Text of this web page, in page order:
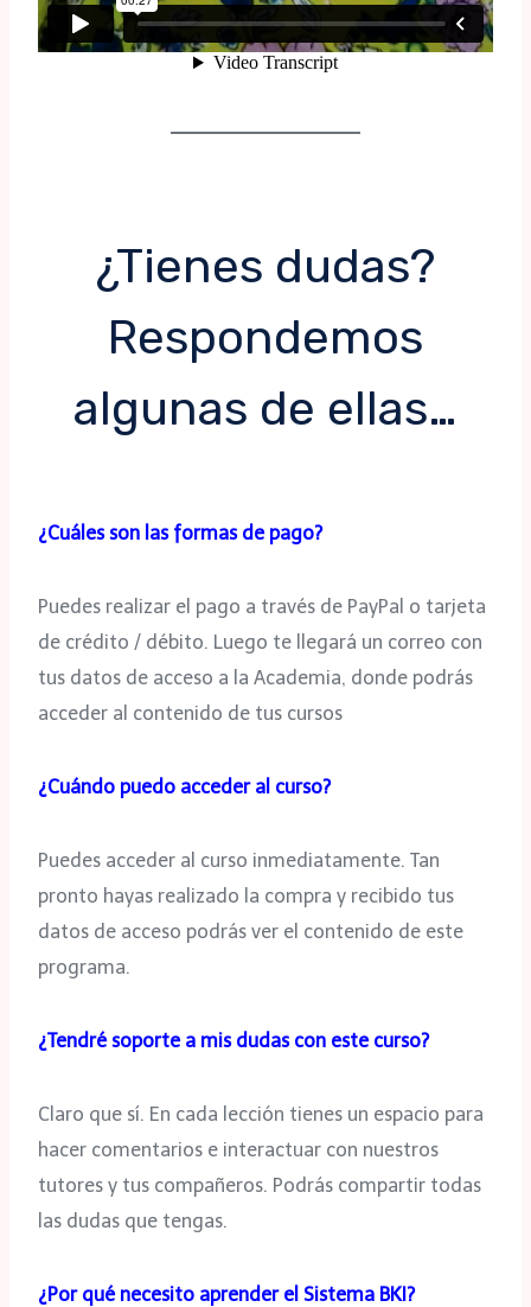
¿Tienes dudas?
Respondemos
algunas de ellas…
¿Cuáles son las formas de pago?
Puedes realizar el pago a través de PayPal o tarjeta
de crédito / débito. Luego te llegará un correo con
tus datos de acceso a la Academia, donde podrás
acceder al contenido de tus cursos
¿Cuándo puedo acceder al curso?
Puedes acceder al curso inmediatamente. Tan
pronto hayas realizado la compra y recibido tus
datos de acceso podrás ver el contenido de este
programa.
¿Tendré soporte a mis dudas con este curso?
Claro que sí. En cada lección tienes un espacio para
hacer comentarios e interactuar con nuestros
tutores y tus compañeros. Podrás compartir todas
las dudas que tengas.
¿Por qué necesito aprender el Sistema BKI?